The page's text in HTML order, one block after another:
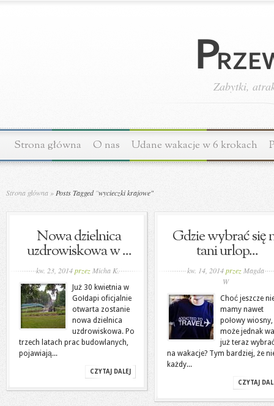
Zabytki,
Strona główna O nas Udane wakacje w 6 krokach
Strona główna » Posts Tagged "wycieczki krajowe"
Nowa dzielnica
uzdrowiskowa w ...
kw. 23, 2014przez Micha K.
Już 30 kwietnia w
Gołdapi oficjalnie
otwarta zostanie
nowa dzielnica
uzdrowiskowa. Po
trzech latach prac budowlanych,
pojawiają...
CZYTAJ DALEJ
Gdzie wybrać się
tani urlop...
kw. 14, 2014przez Magda
W
Choć jeszcze
mamy nawet
połowy
może jednak
już teraz
na wakacje? Tym bardziej, że
każdy...
CZYTAJ